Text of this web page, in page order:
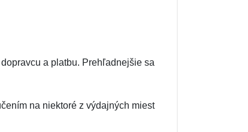
a platbu. Prehľadnejšie sa
na niektoré z výdajných miest